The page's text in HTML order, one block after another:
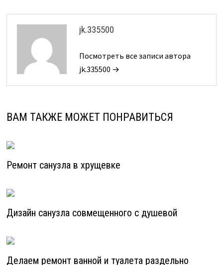
jk.335500
Посмотреть все записи автора
jk.335500 →
ВАМ ТАКЖЕ МОЖЕТ ПОНРАВИТЬСЯ
Ремонт санузла в хрущевке
Дизайн санузла совмещенного с душевой
Делаем ремонт ванной и туалета раздельно